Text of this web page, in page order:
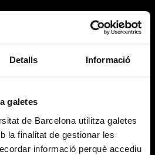
Detalls Informació
galetes
de Barcelona utilitza galetes
la finalitat de gestionar les
informació perquè accediu
Try again